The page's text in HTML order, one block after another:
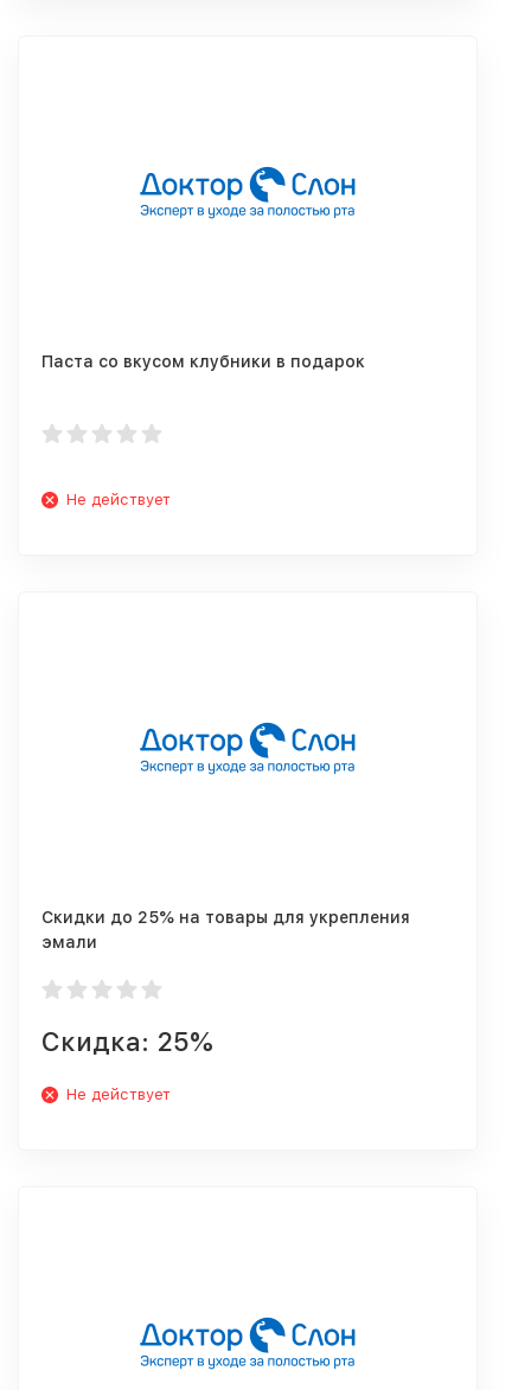
Паста со вкусом клубники в подарок
Не действует
Скидки до 25% на товары для укрепления
эмали
Скидка: 25%
Не действует